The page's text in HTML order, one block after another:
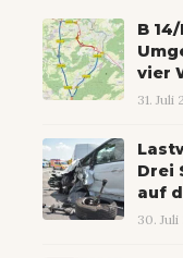
B
vier
31. Juli
Drei
auf
30. Juli